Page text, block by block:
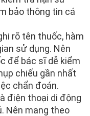
bảo thông tin cá
rõ tên thuốc, hàm
sử dụng. Nên
để bác sĩ dễ kiểm
chiếu gần nhất
chẩn đoán.
điện thoại di động
Nên mang theo